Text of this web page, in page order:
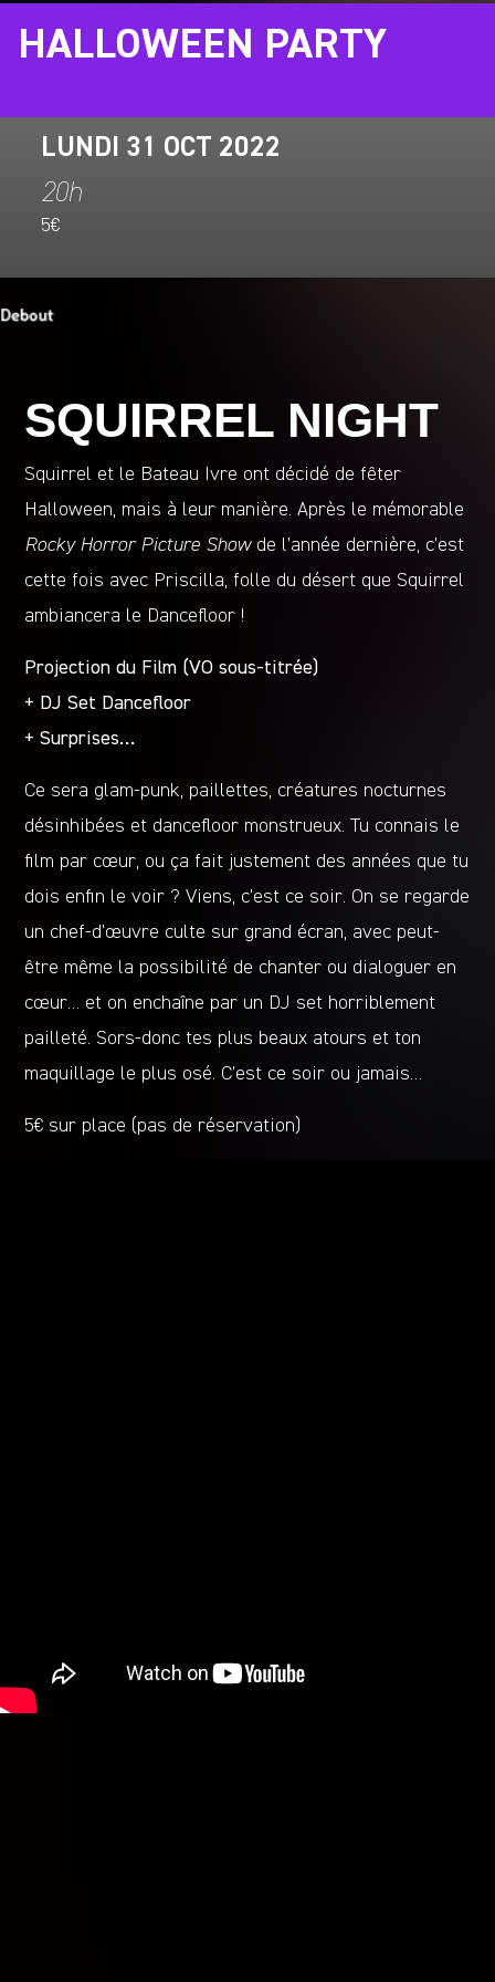
HALLOWEEN PARTY
LUNDI 31 OCT 2022
20h
5€
SQUIRREL NIGHT
Squirrel et le Bateau Ivre ont décidé de fêter
Halloween, mais à leur manière. Après le mémorable
Rocky Horror Picture Show de l’année dernière, c’est
cette fois avec Priscilla, folle du désert que Squirrel
ambiancera le Dancefloor !
Projection du Film (VO sous-titrée)
+ DJ Set Dancefloor
+ Surprises…
Ce sera glam-punk, paillettes, créatures nocturnes
désinhibées et dancefloor monstrueux. Tu connais le
film par cœur, ou ça fait justement des années que tu
dois enfin le voir ? Viens, c’est ce soir. On se regarde
un chef-d’œuvre culte sur grand écran, avec peut-
être même la possibilité de chanter ou dialoguer en
cœur… et on enchaîne par un DJ set horriblement
pailleté. Sors-donc tes plus beaux atours et ton
maquillage le plus osé. C’est ce soir ou jamais…
5€ sur place (pas de réservation)